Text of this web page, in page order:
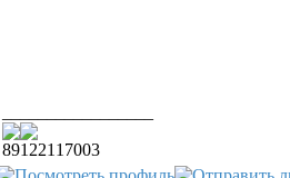
89122117003